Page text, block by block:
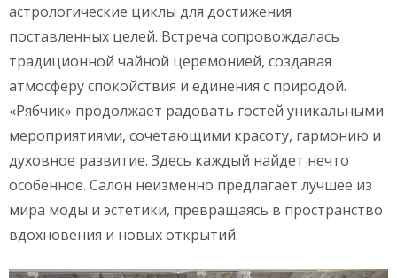
астрологические циклы для достижения
поставленных целей. Встреча сопровождалась
традиционной чайной церемонией, создавая
атмосферу спокойствия и единения с природой.
«Рябчик» продолжает радовать гостей уникальными
мероприятиями, сочетающими красоту, гармонию и
духовное развитие. Здесь каждый найдет нечто
особенное. Салон неизменно предлагает лучшее из
мира моды и эстетики, превращаясь в пространство
вдохновения и новых открытий.